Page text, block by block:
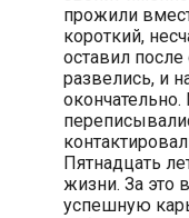
прожили
короткий,
оставил
развелись, и
Пятнадцать
жизни. За это
успешную